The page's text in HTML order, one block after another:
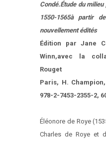
Condé.Étude du
1550-1565à partir de
nouvellement édités
Édition par Jane
Winn,avec la
Rouget
Paris, H.
978-2-7453-2355-2,
Éléonore de Roye
Charles de Roye et